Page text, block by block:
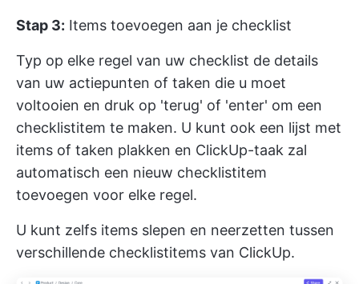
Stap 3: Items toevoegen aan je checklist
Typ op elke regel van uw checklist de details
van uw actiepunten of taken die u moet
voltooien en druk op 'terug' of 'enter' om een
checklistitem te maken. U kunt ook een lijst met
items of taken plakken en ClickUp-taak zal
automatisch een nieuw checklistitem
toevoegen voor elke regel.
U kunt zelfs items slepen en neerzetten tussen
verschillende checklistitems van ClickUp.